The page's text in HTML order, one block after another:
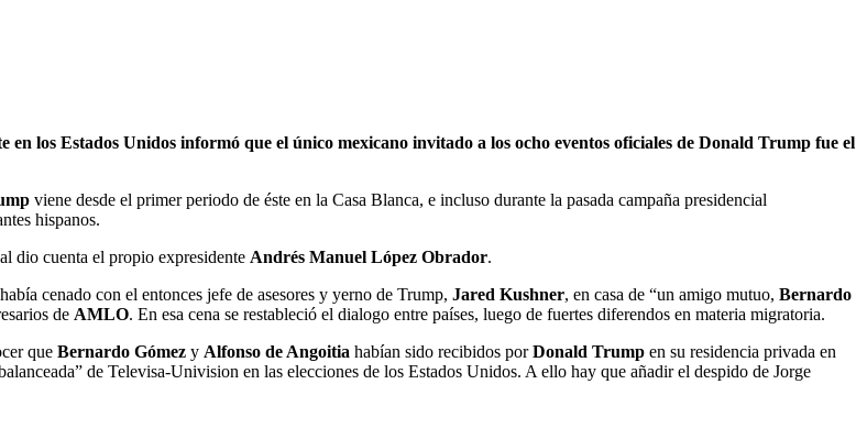
los Estados Unidos informó que el único mexicano invitado a los ocho eventos oficiales de Donald Trump fue el
viene desde el primer periodo de éste en la Casa Blanca, e incluso durante la pasada campaña presidencial
hispanos.
dio cuenta el propio expresidente Andrés Manuel López Obrador.
cenado con el entonces jefe de asesores y yerno de Trump, Jared Kushner, en casa de “un amigo mutuo, Bernardo
de AMLO. En esa cena se restableció el dialogo entre países, luego de fuertes diferendos en materia migratoria.
que Bernardo Gómez y Alfonso de Angoitia habían sido recibidos porDonald Trump en su residencia privada en
de Televisa-Univision en las elecciones de los Estados Unidos. A ello hay que añadir el despido de Jorge